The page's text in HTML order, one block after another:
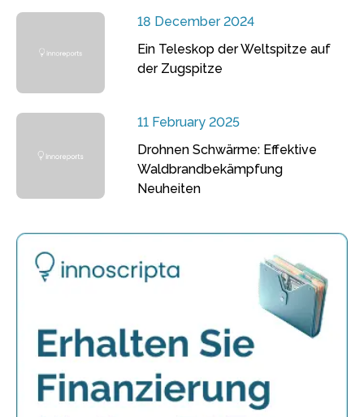
18 December 2024
Ein Teleskop der Weltspitze auf
der Zugspitze
11 February 2025
Drohnen Schwärme: Effektive
Waldbrandbekämpfung
Neuheiten